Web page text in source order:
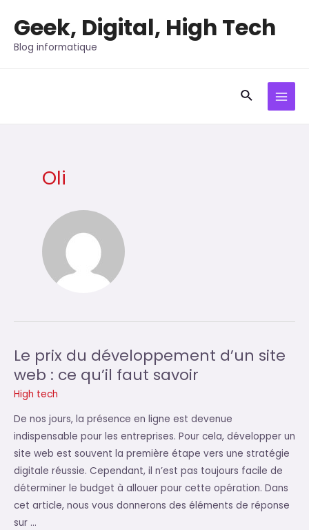
contenu
Geek, Digital, High Tech
Blog informatique
Oli
Le prix du développement d’un site
web : ce qu’il faut savoir
High tech
De nos jours, la présence en ligne est devenue
indispensable pour les entreprises. Pour cela, développer un
site web est souvent la première étape vers une stratégie
digitale réussie. Cependant, il n’est pas toujours facile de
déterminer le budget à allouer pour cette opération. Dans
cet article, nous vous donnerons des éléments de réponse
sur …